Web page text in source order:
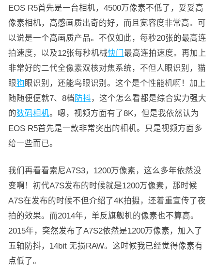
EOS R5首先是一台相机，4500万像素不低了，妥妥高
像素相机，高感画质出奇的好，而且宽容度非常高。可
以说是一个高画质产品。不仅如此，每秒20张的最高连
拍速度，以及12张每秒机械快门最高连拍速度。再加上
非常好的二代全像素双核对焦系统，不但人眼识别，猫
眼狗眼识别，还能鸟眼识别。这个是个性能机啊！加上
随随便便就7、8档 防抖 ，这个怎么看都是综合实力强大
的数码相机。嗯，视频方面有了8K，但是我依然认为
EOS R5首先是一款非常突出的相机。只是视频方面多
给一些而已。
我们再看看索尼A7S3，1200万像素，这么多年依然没
变啊！初代A7S发布的时候就是1200万像素，那时候
A7S在发布的时候不但介绍了4K拍摄，还着重宣传了夜
拍的效果。而2014年，单反旗舰机的像素也不算高。
2015年，突然发布了A7S2依然是1200万像素，加入了
五轴防抖，14bit 无损RAW。这时候我已经觉得像素有
点低了。